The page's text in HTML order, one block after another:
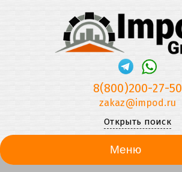
8(800)200-27-50
zakaz@impod.ru
Открыть поиск
Меню